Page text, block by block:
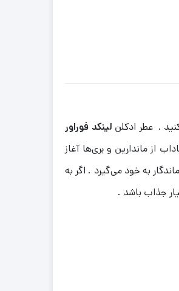
لینکد فوراور
از ماندارین و بری‌ها آغاز
به خود می‌گیرد . اگر به
جذاب باشد .